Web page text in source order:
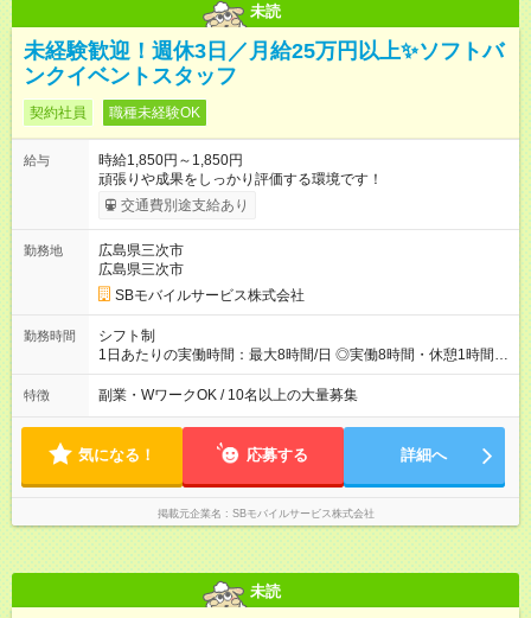
未読
未経験歓迎！週休3日／月給25万円以上✨ソフトバ
ンクイベントスタッフ
契約社員 職種未経験OK
給与
時給1,850円～1,850円
頑張りや成果をしっかり評価する環境です！
交通費別途支給あり
勤務地
広島県三次市
広島県三次市
SBモバイルサービス株式会社
勤務時間
シフト制
1日あたりの実働時間：最大8時間/日 ◎実働8時間・休憩1時間 ◎
残業は月平均5時間程度です
特徴 副業・WワークOK / 10名以上の大量募集
気になる！ 応募する 詳細へ
掲載元企業名 SBモバイルサービス株式会社
未読